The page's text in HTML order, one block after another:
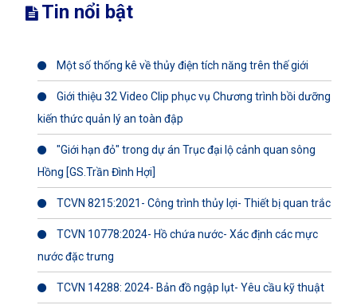
Tin nổi bật
Một số thống kê về thủy điện tích năng trên thế giới
Giới thiệu 32 Video Clip phục vụ Chương trình bồi dưỡng
kiến thức quản lý an toàn đập
"Giới hạn đỏ" trong dự án Trục đại lộ cảnh quan sông
Hồng [GS.Trần Đình Hợi]
TCVN 8215:2021- Công trình thủy lợi- Thiết bị quan trắc
TCVN 10778:2024- Hồ chứa nước- Xác định các mực
nước đặc trưng
TCVN 14288: 2024- Bản đồ ngập lụt- Yêu cầu kỹ thuật